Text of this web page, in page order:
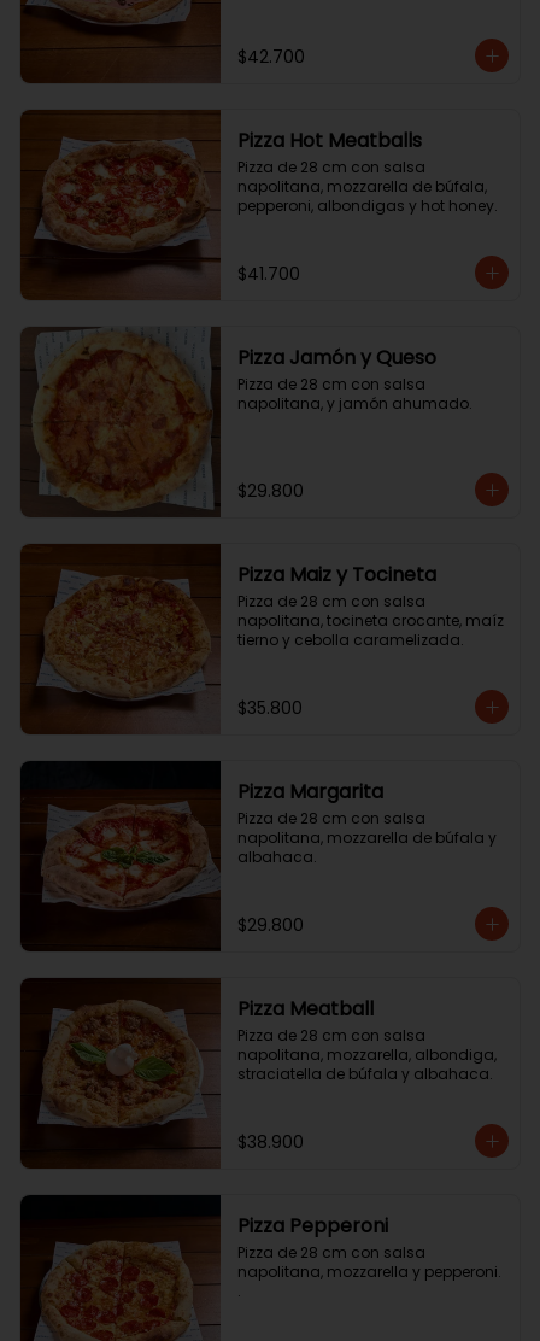
$42.700
Pizza Hot Meatballs
Pizza de 28 cm con salsa
napolitana, mozzarella de búfala,
pepperoni, albondigas y hot honey.
$41.700
Pizza Jamón y Queso
Pizza de 28 cm con salsa
napolitana, y jamón ahumado.
$29.800
Pizza Maiz y Tocineta
Pizza de 28 cm con salsa
napolitana, tocineta crocante, maíz
tierno y cebolla caramelizada.
$35.800
Pizza Margarita
Pizza de 28 cm con salsa
napolitana, mozzarella de búfala y
albahaca.
$29.800
Pizza Meatball
Pizza de 28 cm con salsa
napolitana, mozzarella, albondiga,
straciatella de búfala y albahaca.
$38.900
Pizza Pepperoni
Pizza de 28 cm con salsa
napolitana, mozzarella y pepperoni.
.